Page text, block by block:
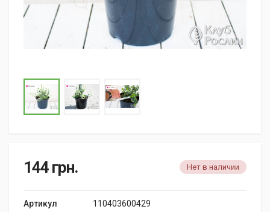
144 грн. Нет в наличии
Артикул
110403600429